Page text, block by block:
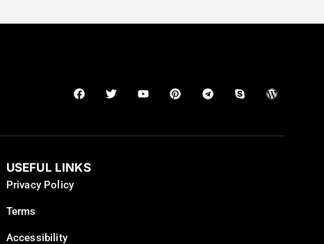
USEFUL LINKS
Privacy Policy
Terms
Accessibility